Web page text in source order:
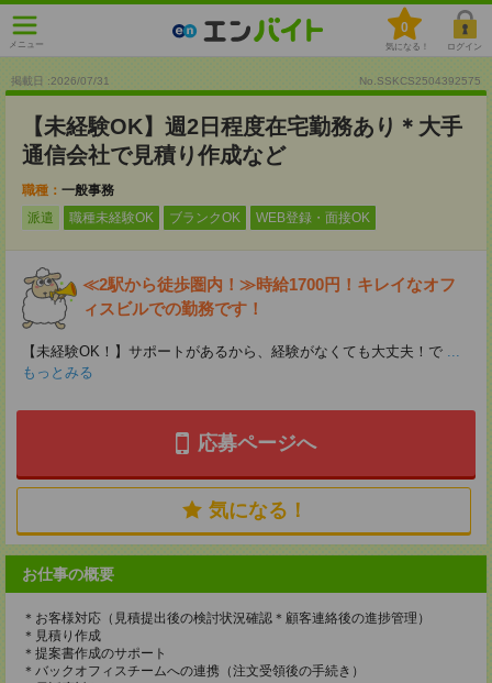
メニュー
0
気になる！ ログイン
掲載日 :2026/07/31 No.SSKCS2504392575
【未経験OK】週2日程度在宅勤務あり＊大手
通信会社で見積り作成など
職種： 一般事務
派遣
職種未経験OK ブランクOK WEB登録・面接OK
≪2駅から徒歩圏内！≫時給1700円！キレイなオフ
ィスビルでの勤務です！
【未経験OK！】サポートがあるから、経験がなくても大丈夫！で ...
もっとみる
応募ページへ
気になる！
お仕事の概要
＊お客様対応（見積提出後の検討状況確認＊顧客連絡後の進捗管理）
＊見積り作成
＊提案書作成のサポート
＊バックオフィスチームへの連携（注文受領後の手続き）